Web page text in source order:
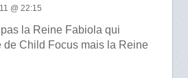
@ 22:15
pas la Reine Fabiola qui
de Child Focus mais la Reine